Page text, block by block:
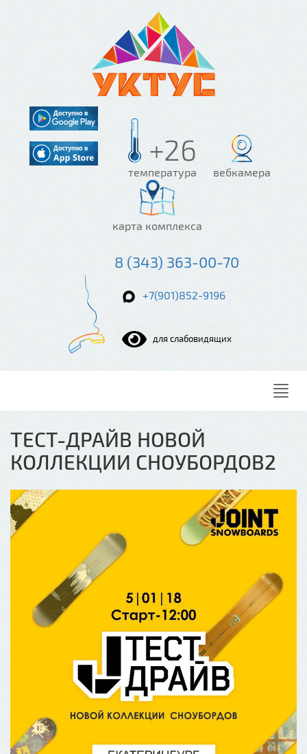
+26
температура вебкамера
карта комплекса
8 (343) 363-00-70
+7(901)852-9196
для слабовидящих
ТЕСТ-ДРАЙВ НОВОЙ
КОЛЛЕКЦИИ СНОУБОРДОВ2